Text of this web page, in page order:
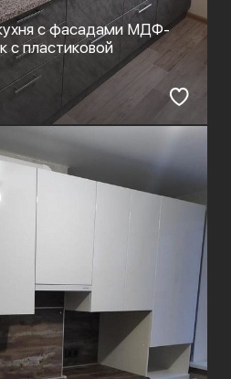
с фасадами МДФ-
с пластиковой